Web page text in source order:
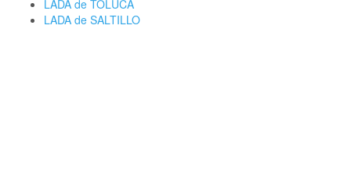
LADA de TOLUCA
LADA de SALTILLO